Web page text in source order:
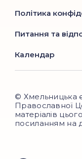
Політика
Питання та
Календар
© Хмельницька
Православної
матеріалів
посиланням на